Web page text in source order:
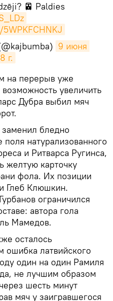
🚈 Paldies
9 июня
г.
на перерыв уже
увеличить
Дубра выбил мяч
бледно
натурализованного
и Ритварса Ругинса,
желтую карточку
фола. Их позиции
Глеб Клюшкин.
ограничился
автора гола
Мамедов.
осталось
латвийского
один на один Рамиля
не лучшим образом
шесть минут
мяч у заигравшегося